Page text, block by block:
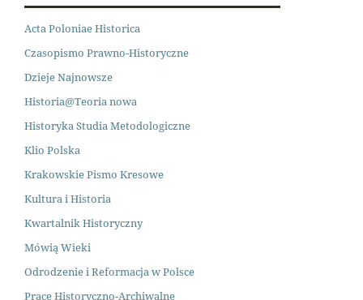
Acta Poloniae Historica
Czasopismo Prawno-Historyczne
Dzieje Najnowsze
Historia@Teoria nowa
Historyka Studia Metodologiczne
Klio Polska
Krakowskie Pismo Kresowe
Kultura i Historia
Kwartalnik Historyczny
Mówią Wieki
Odrodzenie i Reformacja w Polsce
Prace Historyczno-Archiwalne